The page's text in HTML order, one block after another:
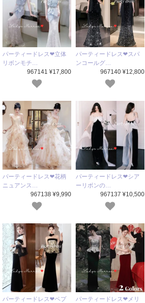
パーティードレス❤立体
リボンモチ…
967141 ¥17,800
パーティードレス❤スパ
ンコールグ…
967140 ¥12,800
パーティードレス❤花柄
ニュアンス…
967138 ¥9,990
パーティードレス❤シア
ーリボンの…
967137 ¥10,500
パーティードレス❤ペプ
パーティードレス❤メリ